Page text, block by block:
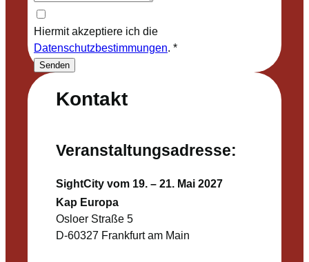
Kontakt
Veranstaltungsadresse:
SightCity vom 19. – 21. Mai 2027
Kap Europa
Osloer Straße 5
D-60327 Frankfurt am Main
Hiermit akzeptiere ich die
Datenschutzbestimmungen. *
Senden